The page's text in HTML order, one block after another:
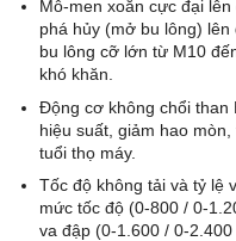
Mô-men xoắn cực đại
phá hủy (mở bu lông)
bu lông cỡ lớn từ M10
khó khăn.
Động cơ không chổi than
hiệu suất, giảm hao
tuổi thọ máy.
Tốc độ không tải và tỷ lệ
mức tốc độ (0-800 / 0-
va đập (0-1.600 / 0-